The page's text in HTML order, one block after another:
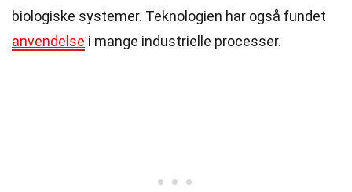
biologiske systemer. Teknologien har også fundet
anvendelse i mange industrielle processer.